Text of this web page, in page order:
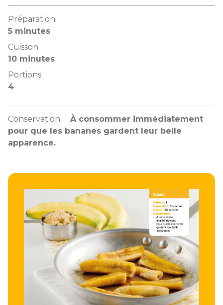
Préparation
5 minutes
Cuisson
10 minutes
Portions
4
Conservation
À consommer immédiatement
pour que les bananes gardent leur belle
apparence.